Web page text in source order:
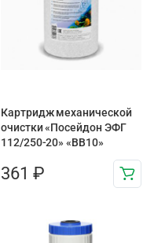
Картридж механической
очистки «Посейдон ЭФГ
112/250-20» «ВВ10»
361 ₽